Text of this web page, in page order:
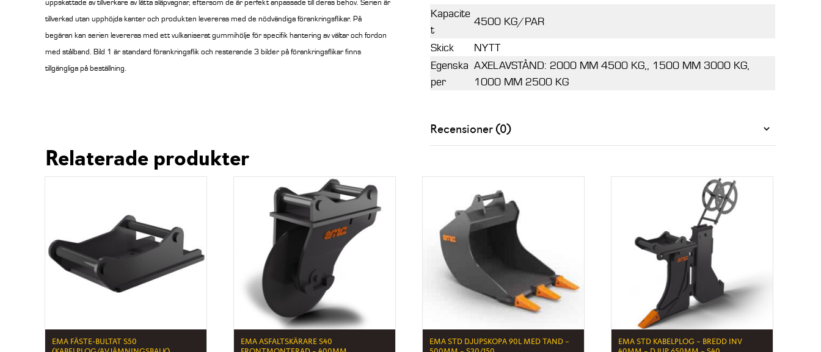
uppskattade av tillverkare av lätta släpvagnar, eftersom de är perfekt anpassade till deras behov. Serien är
tillverkad utan upphöjda kanter och produkten levereras med de nödvändiga förankringsflikar. På
begäran kan serien levereras med ett vulkaniserat gummihölje för specifik hantering av vältar och fordon
med stålband. Bild 1 är standard förankringsflik och resterande 3 bilder på förankringsflikar finns
tillgängliga på beställning.
Kapacite
t
4500 KG/PAR
Skick
NYTT
Egenska
per
AXELAVSTÅND: 2000 MM 4500 KG,, 1500 MM 3000 KG,
1000 MM 2500 KG
Recensioner (0)
Relaterade produkter
EMA FÄSTE-BULTAT S50
EMA ASFALTSKÄRARE S40
EMA STD DJUPSKOPA 90L MED TAND –
EMA STD KABELPLOG – BREDD INV